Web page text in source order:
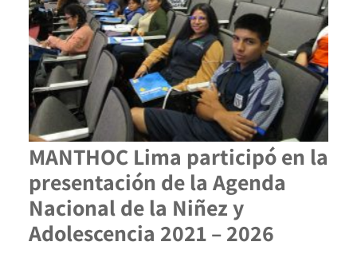
MANTHOC Lima participó en la
presentación de la Agenda
Nacional de la Niñez y
Adolescencia 2021 – 2026